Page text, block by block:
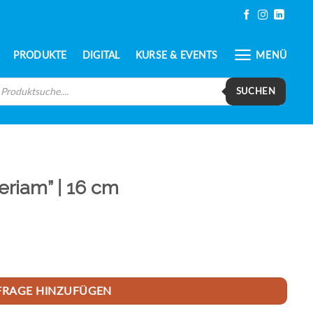
PRODUKTE DIGITAL KURSE & EVENTS MENÜ
SUCHEN
| 16 cm
HINZUFÜGEN